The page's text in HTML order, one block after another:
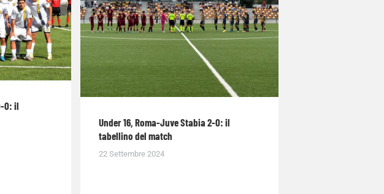
0: il
Under 16, Roma-Juve Stabia 2-0: il
tabellino del match
22 Settembre 2024